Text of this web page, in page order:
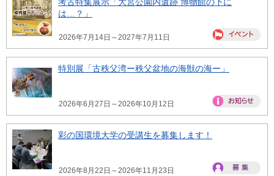
は…？」
2026年7月14日～2027年7月11日
特別展「古秩父湾ー秩父盆地の海獣の海ー」
2026年6月27日～2026年10月12日
彩の国環境大学の受講生を募集します！
2026年8月22日～2026年11月23日